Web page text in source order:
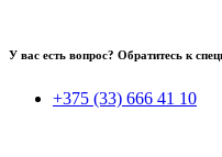
У вас есть вопрос? Обратитесь к
+375 (33) 666 41 10